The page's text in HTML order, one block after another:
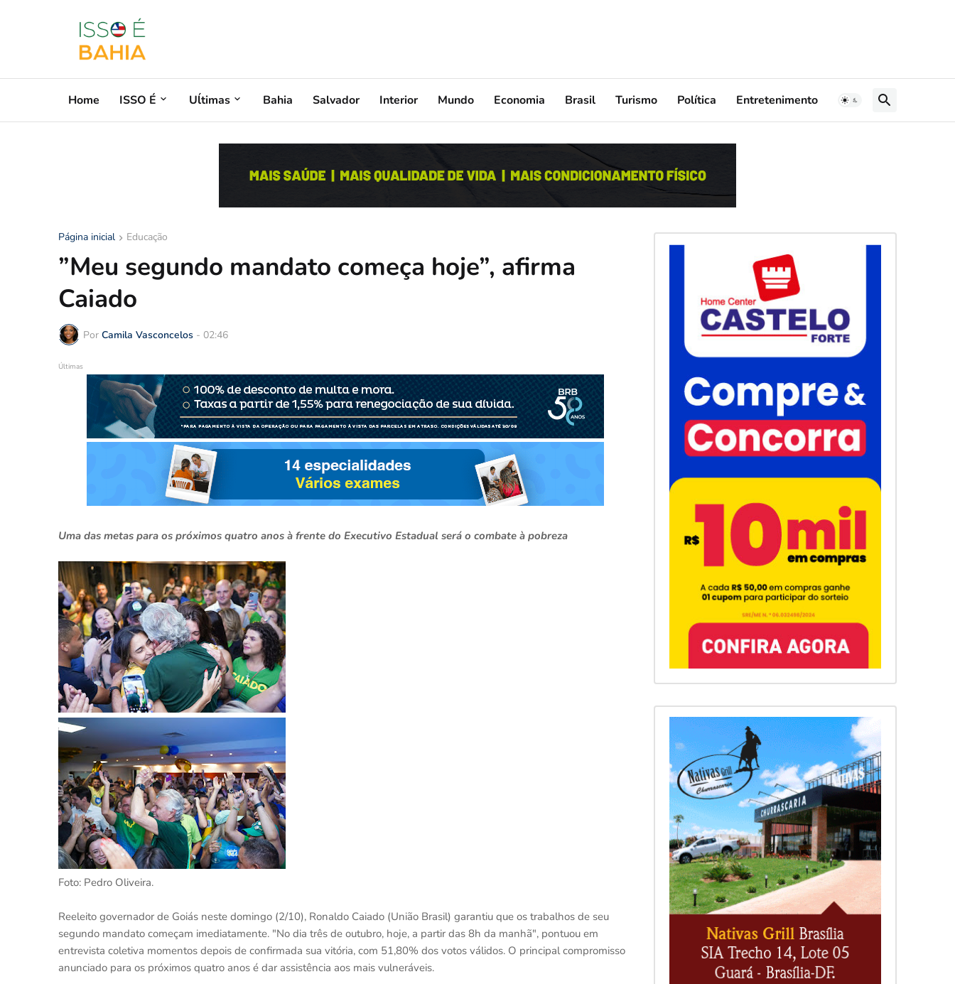
Home ISSO É Uĺtimas Bahia Salvador Interior Mundo Economia Brasil Turismo Política Entretenimento
Página inicial Educação
”Meu segundo mandato começa hoje”, afirma
Caiado
Por Camila Vasconcelos - 02:46
Últimas
Uma das metas para os próximos quatro anos à frente do Executivo Estadual será o combate à pobreza
Foto: Pedro Oliveira.
Reeleito governador de Goiás neste domingo (2/10), Ronaldo Caiado (União Brasil) garantiu que os trabalhos de seu
segundo mandato começam imediatamente. "No dia três de outubro, hoje, a partir das 8h da manhã", pontuou em
entrevista coletiva momentos depois de confirmada sua vitória, com 51,80% dos votos válidos. O principal compromisso
anunciado para os próximos quatro anos é dar assistência aos mais vulneráveis.